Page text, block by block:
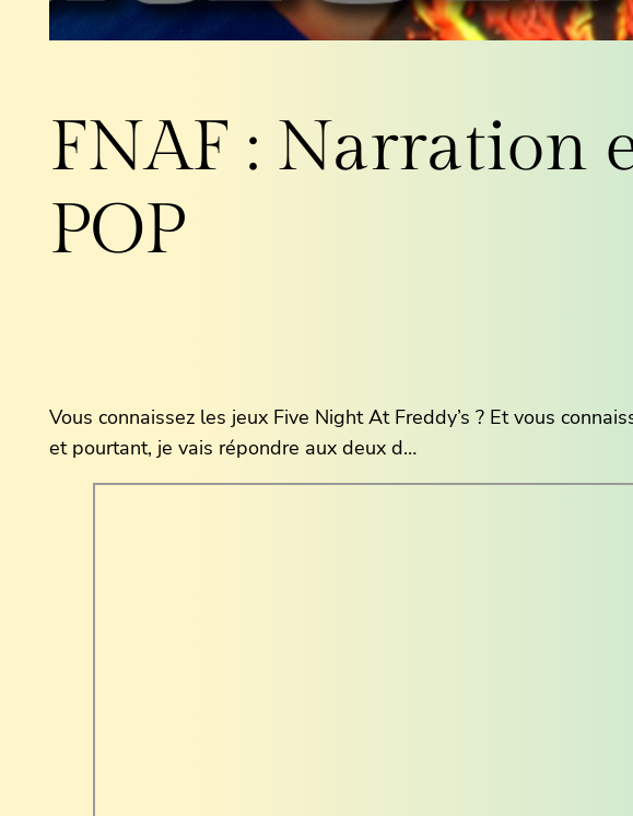
FNAF : Narration
POP
Vous connaissez les jeux Five Night At Freddy’s ? Et vous
et pourtant, je vais répondre aux deux d…